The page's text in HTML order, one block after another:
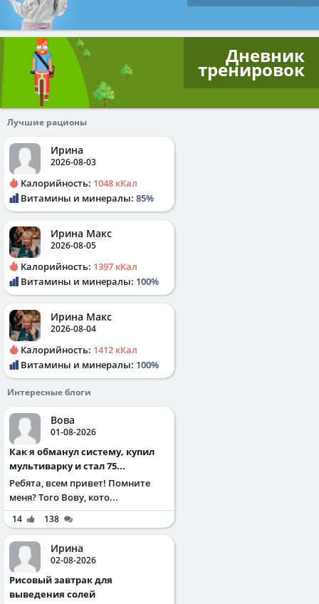
Дневник
тренировок
Лучшие рационы
Ирина
2026-08-03
Калорийность: 1048 кКал
Витамины и минералы: 85%
Ирина Макс
2026-08-05
Калорийность: 1397 кКал
Витамины и минералы: 100%
Ирина Макс
2026-08-04
Калорийность: 1412 кКал
Витамины и минералы: 100%
Интересные блоги
Вова
01-08-2026
Как я обманул систему, купил
мультиварку и стал 75...
Ребята, всем привет! Помните
меня? Того Вову, кото...
14 138
Ирина
02-08-2026
Рисовый завтрак для
выведения солей